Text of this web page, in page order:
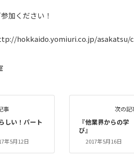
加ください！
hokkaido.yomiuri.co.jp/asakatsu/
事
しい！パート
年5月12日
次の記
『他業界からの学
び』
2017年5月16日